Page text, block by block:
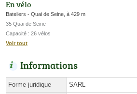
En vélo
Bateliers - Quai de Seine, à 429 m
35 Quai de Seine
Capacité : 26 vélos
Voir tout
Informations
Forme juridique SARL